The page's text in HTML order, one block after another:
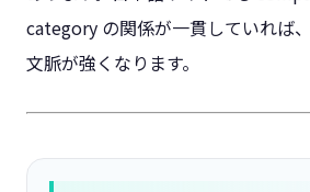
category の関係が一貫していれば
文脈が強くなります。